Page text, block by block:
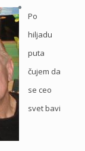
Po
hiljadu
puta
čujem da
se ceo
svet bavi